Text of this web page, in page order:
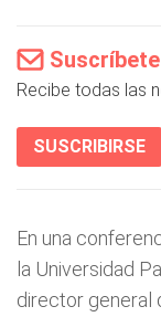
Recibe todas las
SUSCRIBIRSE
En una
la Universidad
director general